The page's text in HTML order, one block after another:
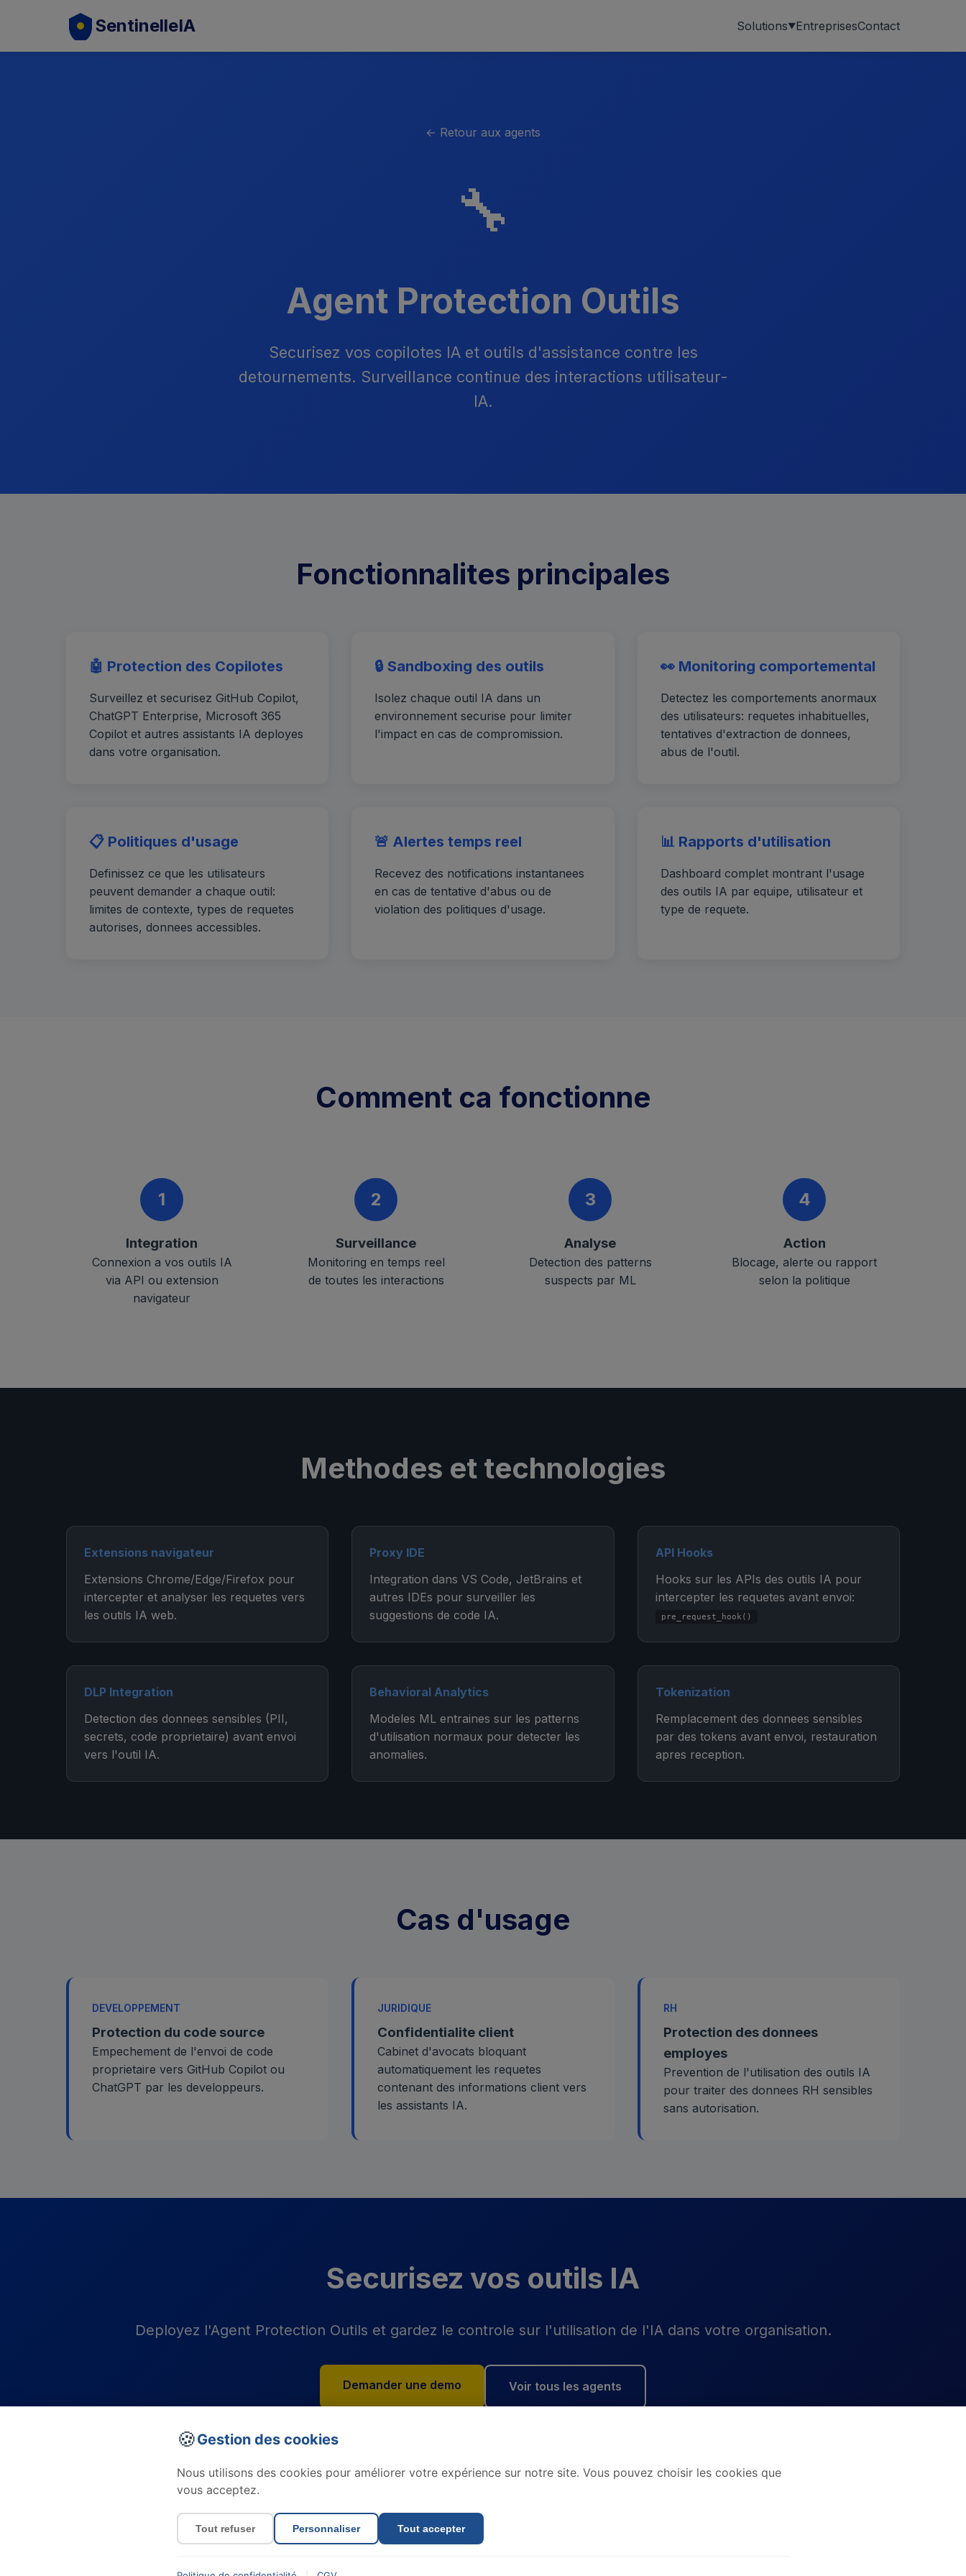
SentinelleIA Solutions EntreprisesContact
← Retour aux agents
🔧
Agent Protection Outils
Securisez vos copilotes IA et outils d'assistance contre les
detournements. Surveillance continue des interactions utilisateur-
IA.
Fonctionnalites principales
🤖 Protection des Copilotes
Surveillez et securisez GitHub Copilot,
ChatGPT Enterprise, Microsoft 365
Copilot et autres assistants IA deployes
dans votre organisation.
🔒 Sandboxing des outils
Isolez chaque outil IA dans un
environnement securise pour limiter
l'impact en cas de compromission.
👀 Monitoring comportemental
Detectez les comportements anormaux
des utilisateurs: requetes inhabituelles,
tentatives d'extraction de donnees,
abus de l'outil.
📋 Politiques d'usage
Definissez ce que les utilisateurs
peuvent demander a chaque outil:
limites de contexte, types de requetes
autorises, donnees accessibles.
🚨 Alertes temps reel
Recevez des notifications instantanees
en cas de tentative d'abus ou de
violation des politiques d'usage.
📊 Rapports d'utilisation
Dashboard complet montrant l'usage
des outils IA par equipe, utilisateur et
type de requete.
Comment ca fonctionne
1
Integration
Connexion a vos outils IA
via API ou extension
navigateur
2
Surveillance
Monitoring en temps reel
de toutes les interactions
3
Analyse
Detection des patterns
suspects par ML
4
Action
Blocage, alerte ou rapport
selon la politique
Methodes et technologies
Extensions navigateur
Extensions Chrome/Edge/Firefox pour
intercepter et analyser les requetes vers
les outils IA web.
Proxy IDE
Integration dans VS Code, JetBrains et
autres IDEs pour surveiller les
suggestions de code IA.
API Hooks
Hooks sur les APIs des outils IA pour
intercepter les requetes avant envoi:
pre_request_hook()
DLP Integration
Detection des donnees sensibles (PII,
secrets, code proprietaire) avant envoi
vers l'outil IA.
Behavioral Analytics
Modeles ML entraines sur les patterns
d'utilisation normaux pour detecter les
anomalies.
Tokenization
Remplacement des donnees sensibles
par des tokens avant envoi, restauration
apres reception.
Cas d'usage
DEVELOPPEMENT
Protection du code source
Empechement de l'envoi de code
proprietaire vers GitHub Copilot ou
ChatGPT par les developpeurs.
JURIDIQUE
Confidentialite client
Cabinet d'avocats bloquant
automatiquement les requetes
contenant des informations client vers
les assistants IA.
RH
Protection des donnees
employes
Prevention de l'utilisation des outils IA
pour traiter des donnees RH sensibles
sans autorisation.
Securisez vos outils IA
Deployez l'Agent Protection Outils et gardez le controle sur l'utilisation de l'IA dans votre organisation.
Demander une demo Voir tous les agents
🍪Gestion des cookies
Nous utilisons des cookies pour améliorer votre expérience sur notre site. Vous pouvez choisir les cookies que
vous acceptez.
Tout refuser Personnaliser Tout accepter